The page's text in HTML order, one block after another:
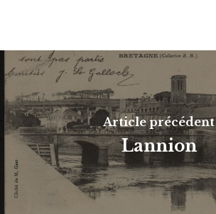
Article précédent
Lannion